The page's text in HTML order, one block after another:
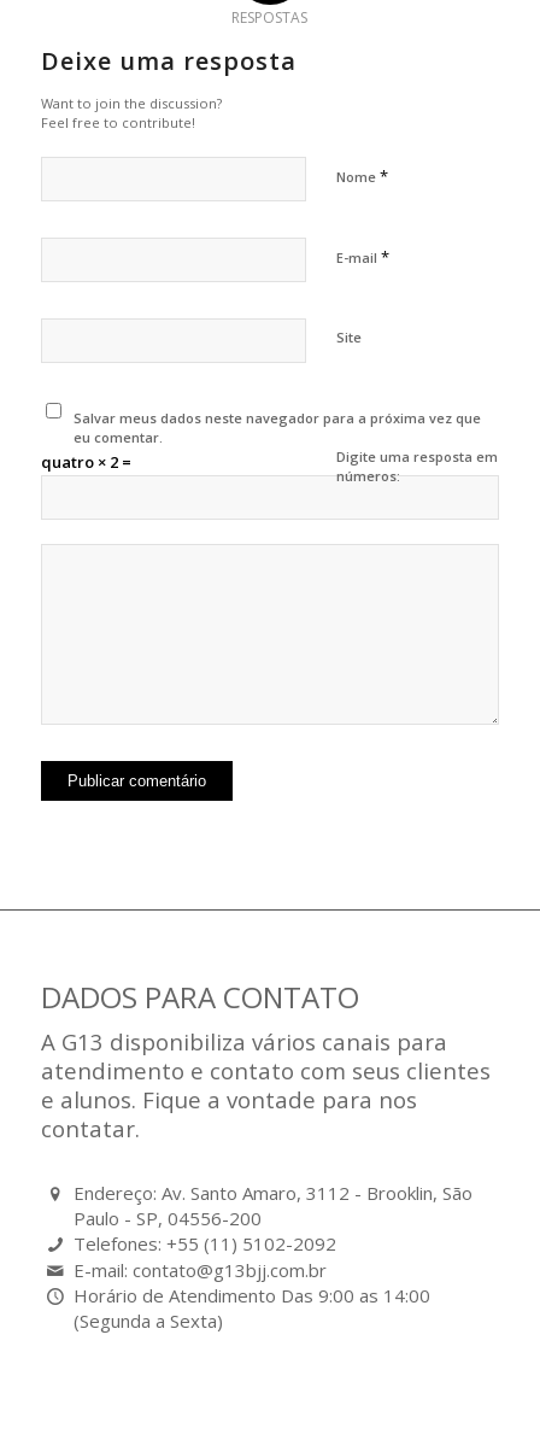
RESPOSTAS
Deixe uma resposta
Want to join the discussion?
Feel free to contribute!
Nome *
E-mail *
Site
Salvar meus dados neste navegador para a próxima vez que
eu comentar.
Digite uma resposta em
números:
quatro × 2 =
DADOS PARA CONTATO
A G13 disponibiliza vários canais para
atendimento e contato com seus clientes
e alunos. Fique a vontade para nos
contatar.
Endereço: Av. Santo Amaro, 3112 - Brooklin, São
Paulo - SP, 04556-200
Telefones: +55 (11) 5102-2092
E-mail: contato@g13bjj.com.br
Horário de Atendimento Das 9:00 as 14:00
(Segunda a Sexta)